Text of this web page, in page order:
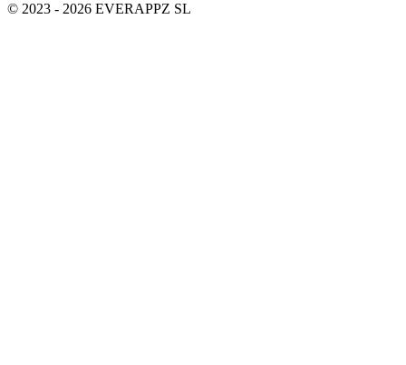
© 2023 - 2026 EVERAPPZ SL